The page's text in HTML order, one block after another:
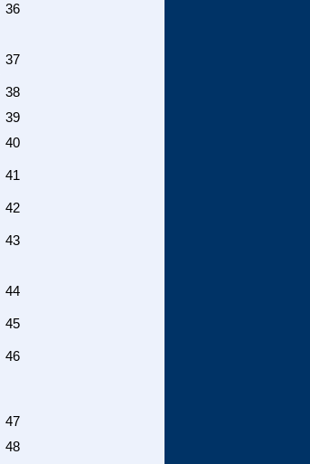
36
37
38
39
40
41
42
43
44
45
46
47
48